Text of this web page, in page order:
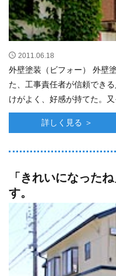
2011.06.18
外壁塗装（ビフォー） 外壁塗装（アフター） 1.打ち合わせに来
た、工事責任者が信頼でき
けがよく、好感が持てた。
った。3.想像以上の出来ばえ
詳しく見る ＞
「きれいになった
す。